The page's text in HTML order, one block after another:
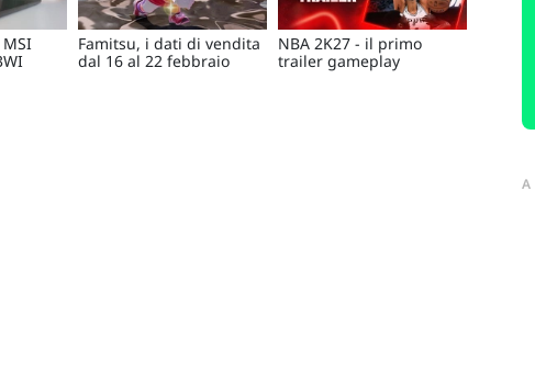
Famitsu, i dati di vendita
dal 16 al 22 febbraio
NBA 2K27 - il primo
trailer gameplay